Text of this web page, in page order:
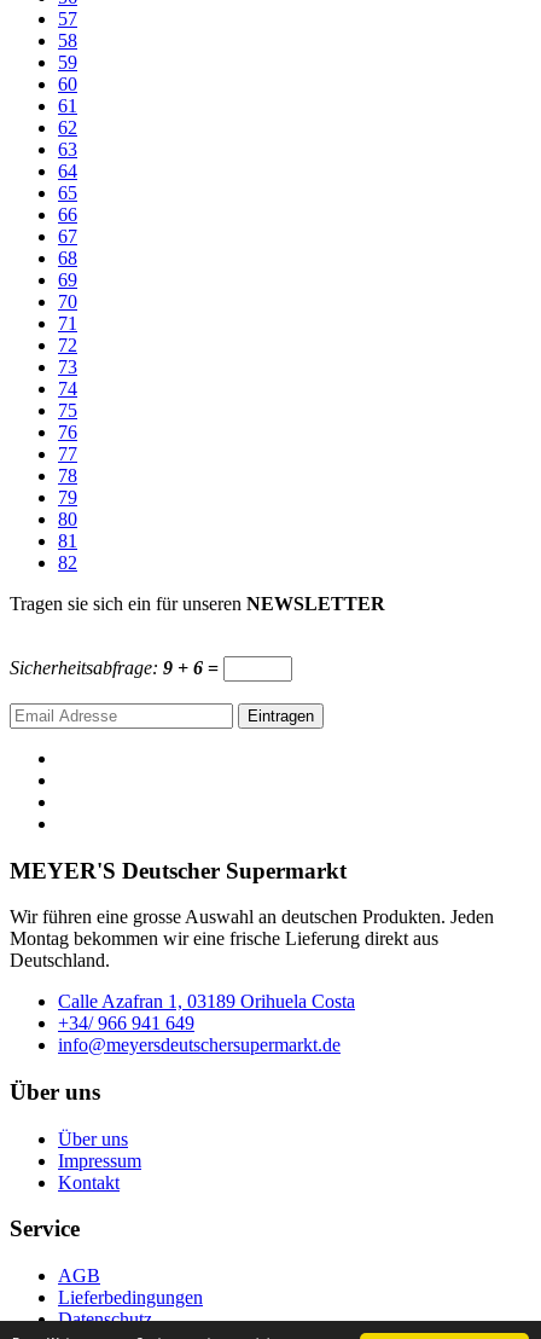
57
58
59
60
61
62
63
64
65
66
67
68
69
70
71
72
73
74
75
76
77
78
79
80
81
82
Tragen sie sich ein für unseren NEWSLETTER
Sicherheitsabfrage: 9 + 6 =
Eintragen
MEYER'S Deutscher Supermarkt
Wir führen eine grosse Auswahl an deutschen Produkten. Jeden
Montag bekommen wir eine frische Lieferung direkt aus
Deutschland.
Calle Azafran 1, 03189 Orihuela Costa
+34/ 966 941 649
info@meyersdeutschersupermarkt.de
Über uns
Über uns
Impressum
Kontakt
Service
AGB
Lieferbedingungen
Datenschutz